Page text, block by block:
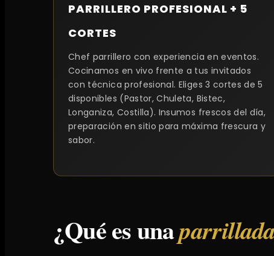
PARRILLERO PROFESIONAL + 5
CORTES
Chef parrillero con experiencia en eventos.
Cocinamos en vivo frente a tus invitados
con técnica profesional. Eliges 3 cortes de 5
disponibles (Pastor, Chuleta, Bistec,
Longaniza, Costilla). Insumos frescos del día,
preparación en sitio para máxima frescura y
sabor.
¿Qué es una